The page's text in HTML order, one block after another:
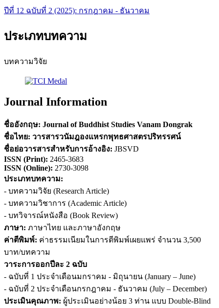
ปีที่ 12 ฉบับที่ 2 (2025): กรกฎาคม - ธันวาคม
ประเภทบทความ
บทความวิจัย
Journal Information
ชื่ออังกฤษ: Journal of Buddhist Studies Vanam Dongrak
ชื่อไทย: วารสารวนัมฎองแหรกพุทธศาสตรปริทรรศน์
ชื่อย่อวารสารสำหรับการอ้างอิง: JBSVD
ISSN (Print): 2465-3683
ISSN (Online): 2730-3098
ประเภทบทความ:
- บทความวิจัย (Research Article)
- บทความวิชาการ (Academic Article)
- บทวิจารณ์หนังสือ (Book Review)
ภาษา: ภาษาไทย และภาษาอังกฤษ
ค่าตีพิมพ์: ค่าธรรมเนียมในการตีพิมพ์เผยแพร่ จำนวน 3,500
บาท/บทความ
วาระการออกปีละ 2 ฉบับ
- ฉบับที่ 1 ประจำเดือนมกราคม - มิถุนายน (January – June)
- ฉบับที่ 2 ประจำเดือนกรกฎาคม - ธันวาคม (July – December)
ประเมินคุณภาพ: ผู้ประเมินอย่างน้อย 3 ท่าน แบบ Double-Blind